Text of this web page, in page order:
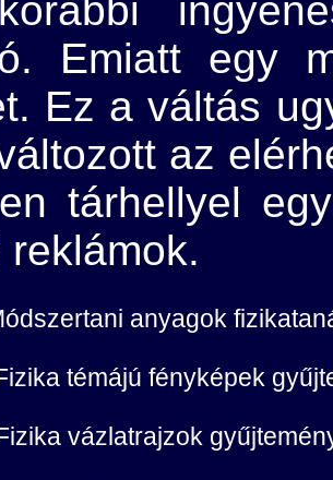
Emiatt egy
Ez a váltás
az
tárhellyel
reklámok.
anyagok
témájú fényképek
vázlatrajzok